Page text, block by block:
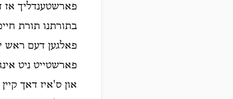
פארשטענדליך אז
בתורתנו תורת
פאלגען דעם ראש
פארשטייט ניט
און ס'איז דאך